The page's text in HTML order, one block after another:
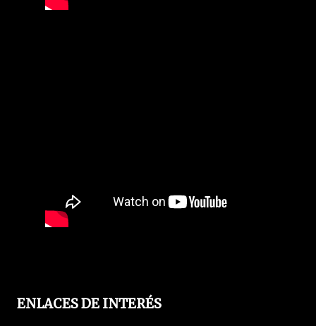
ENLACES DE INTERÉS